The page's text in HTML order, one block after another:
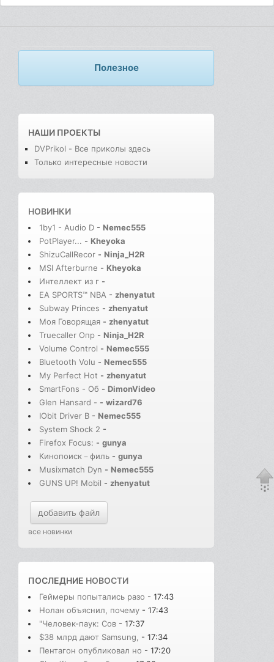
Полезное
НАШИ ПРОЕКТЫ
DVPrikol - Все приколы здесь
Только интересные новости
НОВИНКИ
1by1 - Audio D - Nemec555
PotPlayer... - Kheyoka
ShizuCallRecor - Ninja_H2R
MSI Afterburne - Kheyoka
Интеллект из г -
EA SPORTS™ NBA - zhenyatut
Subway Princes - zhenyatut
Моя Говорящая - zhenyatut
Truecaller Опр - Ninja_H2R
Volume Control - Nemec555
Bluetooth Volu - Nemec555
My Perfect Hot - zhenyatut
SmartFons - Об - DimonVideo
Glen Hansard - - wizard76
IObit Driver B - Nemec555
System Shock 2 -
Firefox Focus: - gunya
Кинопоиск－филь - gunya
Musixmatch Dyn - Nemec555
GUNS UP! Mobil - zhenyatut
добавить файл
все новинки
ПОСЛЕДНИЕ НОВОСТИ
Геймеры попытались разо - 17:43
Нолан объяснил, почему - 17:43
"Человек-паук: Сов - 17:37
$38 млрд дают Samsung, - 17:34
Пентагон опубликовал но - 17:20